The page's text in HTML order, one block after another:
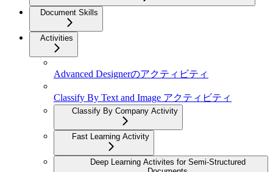
Document Skills
Activities
Advanced Designerのアクティビティ
Classify By Text and Image アクティビティ
Classify By Company Activity
Fast Learning Activity
Deep Learning Activites for Semi-Structured